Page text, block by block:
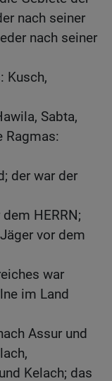
nach seiner
nach seiner
Kusch,
Sabta,
Ragmas:
der war der
HERRN;
vor dem
war
im Land
Assur und
Kelach; das